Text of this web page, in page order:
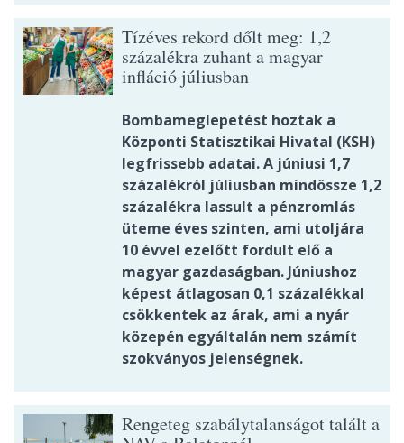
Tízéves rekord dőlt meg: 1,2
százalékra zuhant a magyar
infláció júliusban
Bombameglepetést hoztak a
Központi Statisztikai Hivatal (KSH)
legfrissebb adatai. A júniusi 1,7
százalékról júliusban mindössze 1,2
százalékra lassult a pénzromlás
üteme éves szinten, ami utoljára
10 évvel ezelőtt fordult elő a
magyar gazdaságban. Júniushoz
képest átlagosan 0,1 százalékkal
csökkentek az árak, ami a nyár
közepén egyáltalán nem számít
szokványos jelenségnek.
Rengeteg szabálytalanságot talált a